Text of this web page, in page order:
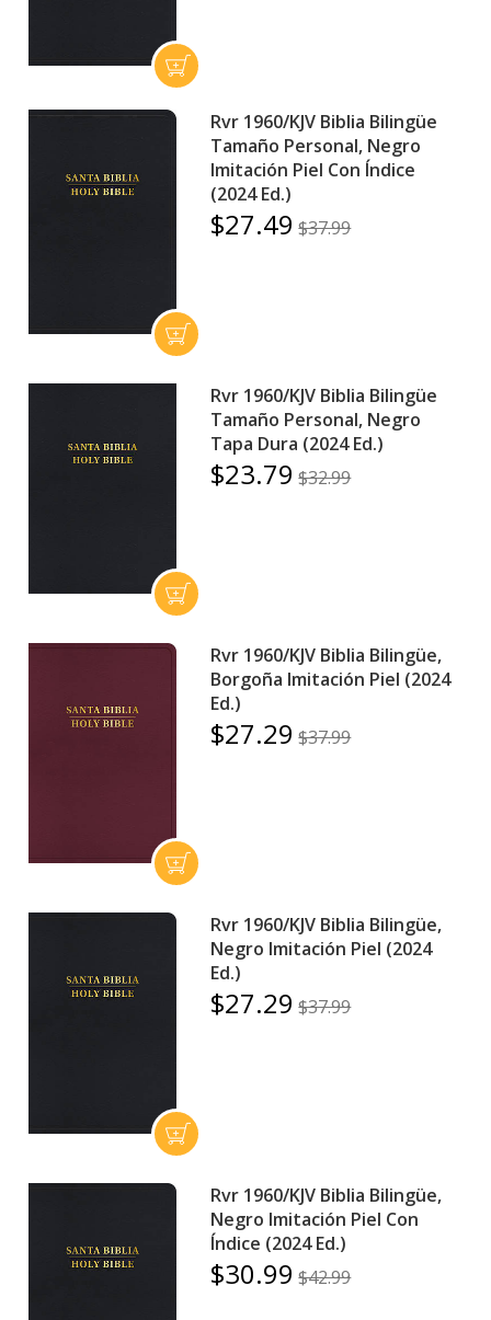
Rvr 1960/KJV Biblia Bilingüe
Tamaño Personal, Negro
Imitación Piel Con Índice
(2024 Ed.)
$27.49 $37.99
Rvr 1960/KJV Biblia Bilingüe
Tamaño Personal, Negro
Tapa Dura (2024 Ed.)
$23.79 $32.99
Rvr 1960/KJV Biblia Bilingüe,
Borgoña Imitación Piel (2024
Ed.)
$27.29 $37.99
Rvr 1960/KJV Biblia Bilingüe,
Negro Imitación Piel (2024
Ed.)
$27.29 $37.99
Rvr 1960/KJV Biblia Bilingüe,
Negro Imitación Piel Con
Índice (2024 Ed.)
$30.99 $42.99